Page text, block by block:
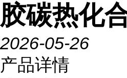
胶碳热化
2026-05-26
产品详情